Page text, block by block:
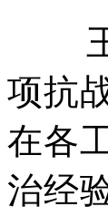
项抗
在各
治经